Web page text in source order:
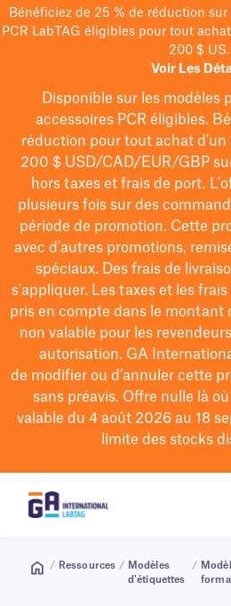
Bénéficiez de 25 % de réduction
PCR LabTAG éligibles pour tout
200 $ US.
Voir Les
Disponible sur les modèles
accessoires PCR éligibles.
réduction pour tout achat
200 $USD/CAD/EUR/GBP
hors taxes et frais de port.
plusieurs fois sur des
période de promotion. Cette
avec d'autres promotions,
spéciaux. Des frais de
s'appliquer. Les taxes et les
pris en compte dans le montant
non valable pour les
autorisation. GA
de modifierou d’annuler cette
sans préavis. Offre nulle là
valable du 4 août 2026 au 18
limite des stocks
/ Ressources / Modèles
d'étiquettes
/